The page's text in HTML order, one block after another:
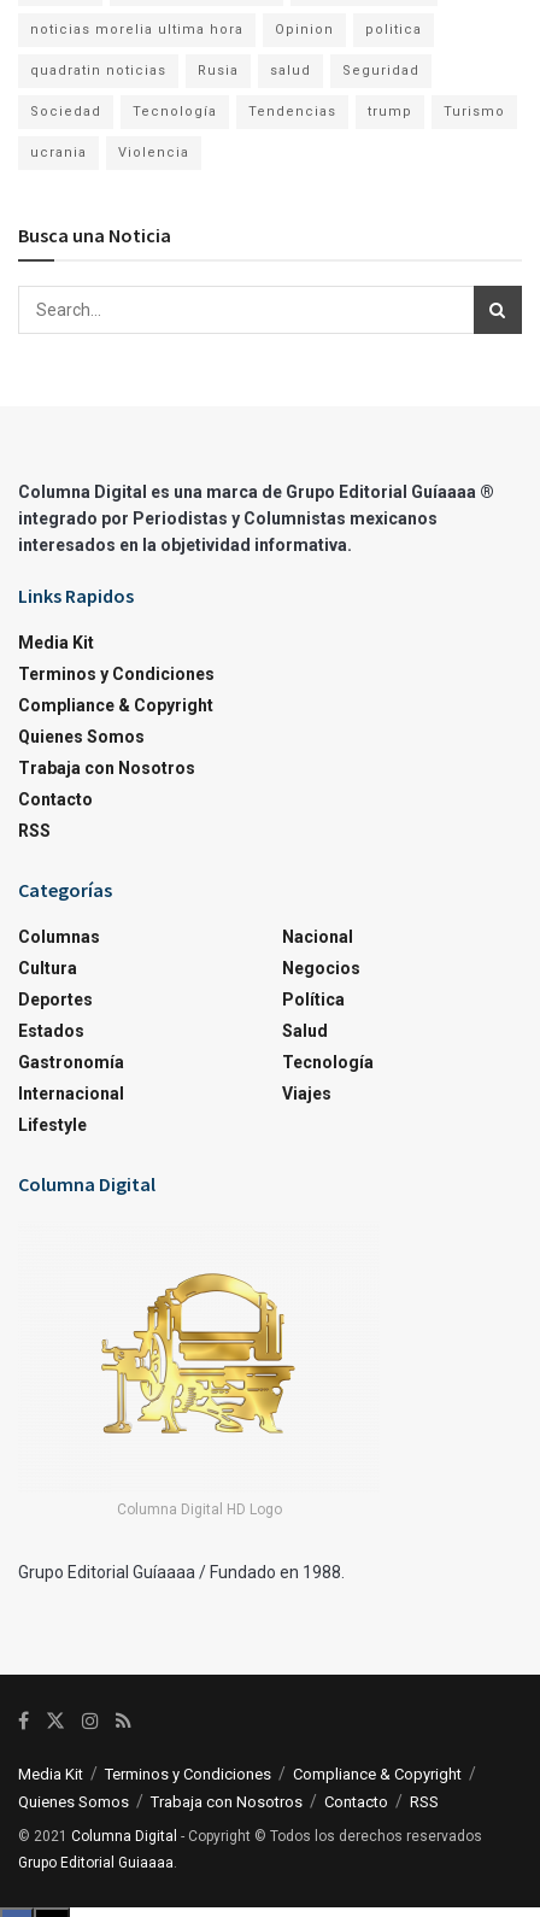
noticias morelia ultima hora Opinion politica
quadratin noticias Rusia salud Seguridad
Sociedad Tecnología Tendencias trump Turismo
ucrania Violencia
Busca una Noticia
Columna Digital es una marca de Grupo Editorial Guíaaaa ®
integrado por Periodistas y Columnistas mexicanos
interesados en la objetividad informativa.
Links Rapidos
Media Kit
Terminos y Condiciones
Compliance & Copyright
Quienes Somos
Trabaja con Nosotros
Contacto
RSS
Categorías
Columnas
Cultura
Deportes
Estados
Gastronomía
Internacional
Lifestyle
Nacional
Negocios
Política
Salud
Tecnología
Viajes
Columna Digital
Columna Digital HD Logo
Grupo Editorial Guíaaaa / Fundado en 1988.
Media Kit Terminos y Condiciones
Compliance & Copyright
Quienes Somos
Trabaja con Nosotros Contacto RSS
© 2021 Columna Digital - Copyright © Todos los derechos reservados
Grupo Editorial Guiaaaa.